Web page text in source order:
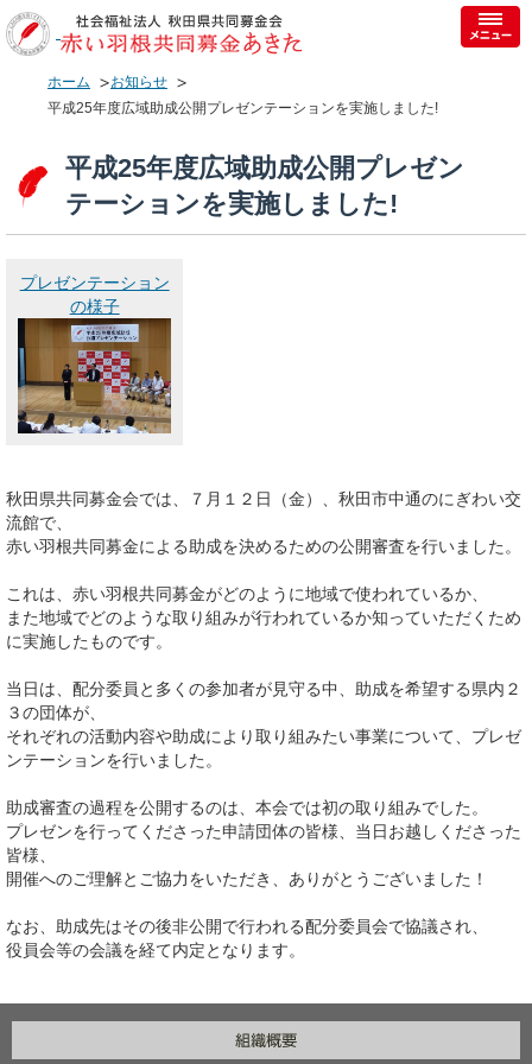
ホーム
お知らせ
平成25年度広域助成公開プレゼンテーションを実施しました!
平成25年度広域助成公開プレゼン
テーションを実施しました!
プレゼンテーション
の様子
秋田県共同募金会では、７月１２日（金）、秋田市中通のにぎわい交
流館で、
赤い羽根共同募金による助成を決めるための公開審査を行いました。
これは、赤い羽根共同募金がどのように地域で使われているか、
また地域でどのような取り組みが行われているか知っていただくため
に実施したものです。
当日は、配分委員と多くの参加者が見守る中、助成を希望する県内２
３の団体が、
それぞれの活動内容や助成により取り組みたい事業について、プレゼ
ンテーションを行いました。
助成審査の過程を公開するのは、本会では初の取り組みでした。
プレゼンを行ってくださった申請団体の皆様、当日お越しくださった
皆様、
開催へのご理解とご協力をいただき、ありがとうございました！
なお、助成先はその後非公開で行われる配分委員会で協議され、
役員会等の会議を経て内定となります。